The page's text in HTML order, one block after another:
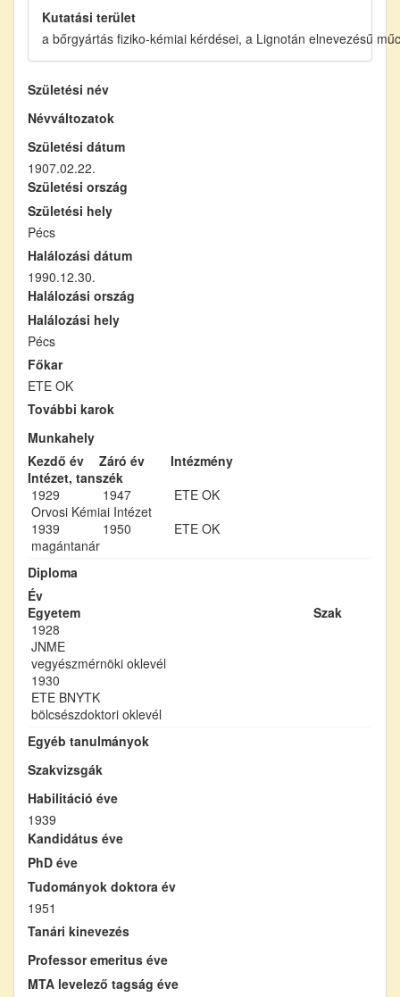
Kutatási terület
a bőrgyártás fiziko-kémiai kérdései, a Lignotán elnevezésű
Születési név
Névváltozatok
Születési dátum
1907.02.22.
Születési ország
Születési hely
Pécs
Halálozási dátum
1990.12.30.
Halálozási ország
Halálozási hely
Pécs
Főkar
ETE OK
További karok
Munkahely
Kezdő év
Záró év
Intézmény
Intézet, tanszék
1929
1947
ETE OK
Orvosi Kémiai Intézet
1939
1950
ETE OK
magántanár
Diploma
Év
Egyetem
Szak
1928
JNME
vegyészmérnöki oklevél
1930
ETE BNYTK
bölcsészdoktori oklevél
Egyéb tanulmányok
Szakvizsgák
Habilitáció éve
1939
Kandidátus éve
PhD éve
Tudományok doktora év
1951
Tanári kinevezés
Professor emeritus éve
MTA levelező tagság éve